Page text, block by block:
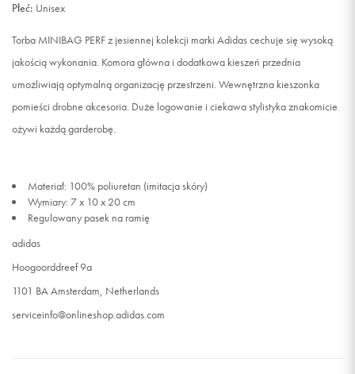
Płeć: Unisex
Torba MINIBAG PERF z jesiennej kolekcji marki Adidas cechuje się wysoką
jakością wykonania. Komora główna i dodatkowa kieszeń przednia
umożliwiają optymalną organizację przestrzeni. Wewnętrzna kieszonka
pomieści drobne akcesoria. Duże logowanie i ciekawa stylistyka znakomicie
ożywi każdą garderobę.
Materiał: 100% poliuretan (imitacja skóry)
Wymiary: 7 x 10 x 20 cm
Regulowany pasek na ramię
adidas
Hoogoorddreef 9a
1101 BA Amsterdam, Netherlands
serviceinfo@onlineshop.adidas.com